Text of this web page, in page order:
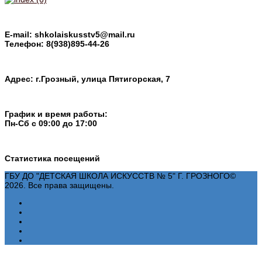
E-mail: shkolaiskusstv5@mail.ru
Телефон: 8(938)895-44-26
Адрес: г.Грозный, улица Пятигорская, 7
График и время работы:
Пн-Cб с 09:00 до 17:00
Статистика посещений
ГБУ ДО "ДЕТСКАЯ ШКОЛА ИСКУССТВ № 5" Г. ГРОЗНОГО©
2026. Все права защищены.